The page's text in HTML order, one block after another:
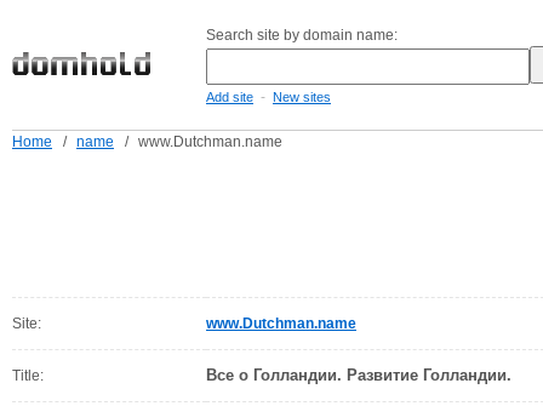
Search site by domain name:
Add site - New sites
Home / name / www.Dutchman.name
Site: www.Dutchman.name
Title: Все о Голландии. Развитие Голландии.